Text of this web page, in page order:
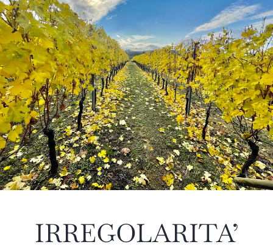
IRREGOLARITA’